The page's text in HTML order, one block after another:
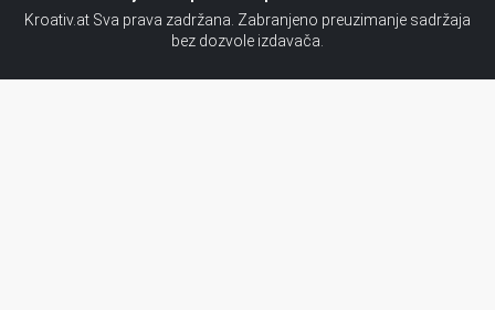
Kroativ.at Sva prava zadržana. Zabranjeno preuzimanje sadržaja
bez dozvole izdavača.